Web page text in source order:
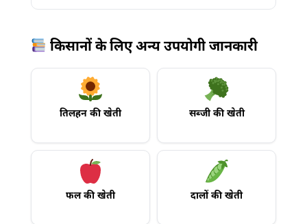
किसानों के लिए अन्य उपयोगी जानकारी
तिलहन की खेती सब्जी की खेती
फल की खेती दालों की खेती